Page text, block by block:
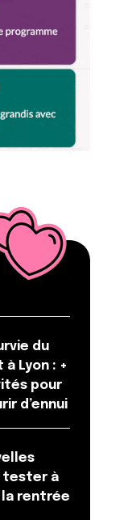
du
à Lyon : +
pour
d’ennui
tester à
la rentrée